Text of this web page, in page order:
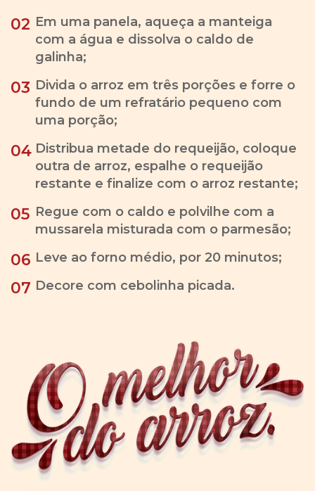
02 Em uma panela, aqueça a manteiga
com a água e dissolva o caldo de
galinha;
03 Divida o arroz em três porções e forre o
fundo de um refratário pequeno com
uma porção;
04 Distribua metade do requeijão, coloque
outra de arroz, espalhe o requeijão
restante e finalize com o arroz restante;
05 Regue com o caldo e polvilhe com a
mussarela misturada com o parmesão;
06 Leve ao forno médio, por 20 minutos;
07 Decore com cebolinha picada.